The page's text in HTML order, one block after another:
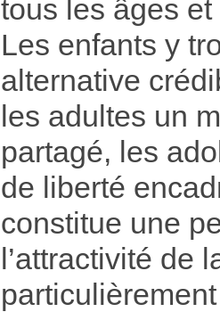
tous les âges
Les enfants y
alternative
les adultes un
partagé, les
de liberté
constitue une
l’attractivité de